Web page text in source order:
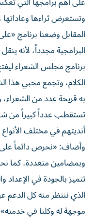
وتستعرض ثراءها
المقابل وضعنا برنامج
البرامجية مجدداً، لأنه
برنامج مجلس الشعراء
الكلام، وتجمع محبي
به قريحة عدد من الشعراء،
تستقطب عدداً كبيراً من
أنديتهم في مختلف الأنواع
وأضاف: «نحرص دائماً على
وبمضامين متعددة، كما
تتميز بالجودة في الإعداد
الذي ننتظر منه كل الدعم
موجهة له وكلنا في